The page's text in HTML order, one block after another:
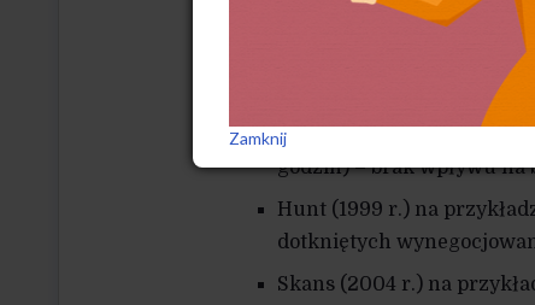
Crépon i Kramarz (2002
godzin) wykazują utratę
Gonzaga i inni (2003 r.) na
godzin) – brak wpływu na
Hunt (1999 r.) na
dotkniętych
Skans (2004 r.) na
Zamknij